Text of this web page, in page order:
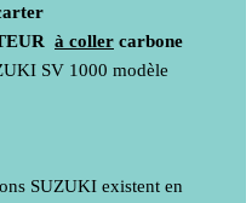
à coller carbone
SV 1000 modèle
SUZUKI existent en